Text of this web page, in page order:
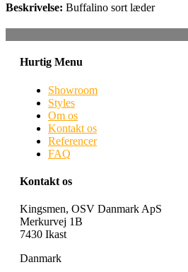
Beskrivelse: Buffalino sort læder
Hurtig Menu
Showroom
Styles
Om os
Kontakt os
Referencer
FAQ
Kontakt os
Kingsmen, OSV Danmark ApS
Merkurvej 1B
7430 Ikast
Danmark